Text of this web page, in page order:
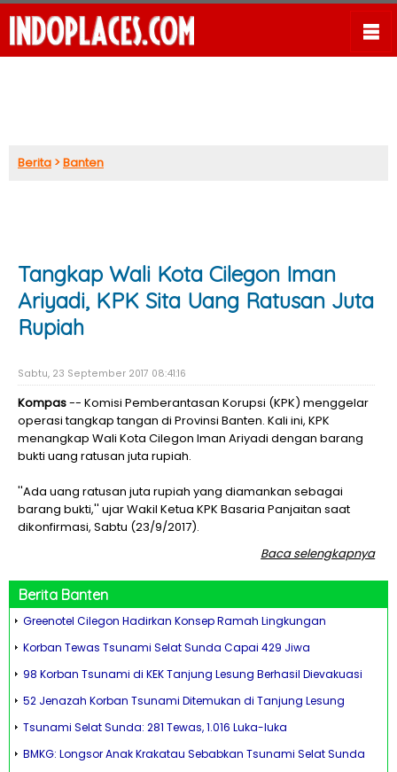
Berita >Banten
Tangkap Wali Kota Cilegon Iman
Ariyadi, KPK Sita Uang Ratusan Juta
Rupiah
Sabtu, 23 September 2017 08:41:16
Kompas-- Komisi Pemberantasan Korupsi (KPK) menggelar
operasi tangkap tangan di Provinsi Banten. Kali ini, KPK
menangkap Wali Kota Cilegon Iman Ariyadi dengan barang
bukti uang ratusan juta rupiah.
''Ada uang ratusan juta rupiah yang diamankan sebagai
barang bukti,'' ujar Wakil Ketua KPK Basaria Panjaitan saat
dikonfirmasi, Sabtu (23/9/2017).
Baca selengkapnya
Berita Banten
Greenotel Cilegon Hadirkan Konsep Ramah Lingkungan
Korban Tewas Tsunami Selat Sunda Capai 429 Jiwa
98 Korban Tsunami di KEK Tanjung Lesung Berhasil Dievakuasi
52 Jenazah Korban Tsunami Ditemukan di Tanjung Lesung
Tsunami Selat Sunda: 281 Tewas, 1.016 Luka-luka
BMKG: Longsor Anak Krakatau Sebabkan Tsunami Selat Sunda